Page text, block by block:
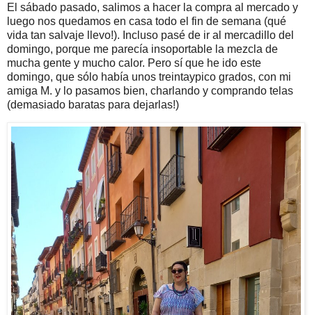
El sábado pasado, salimos a hacer la compra al mercado y
luego nos quedamos en casa todo el fin de semana (qué
vida tan salvaje llevo!). Incluso pasé de ir al mercadillo del
domingo, porque me parecía insoportable la mezcla de
mucha gente y mucho calor. Pero sí que he ido este
domingo, que sólo había unos treintaypico grados, con mi
amiga M. y lo pasamos bien, charlando y comprando telas
(demasiado baratas para dejarlas!)